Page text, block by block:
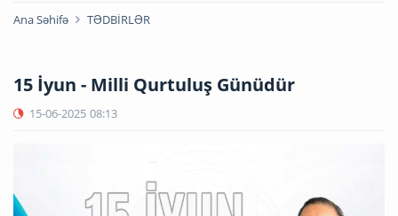
Ana Səhifə TƏDBİRLƏR
15 İyun - Milli Qurtuluş Günüdür
15-06-2025 08:13